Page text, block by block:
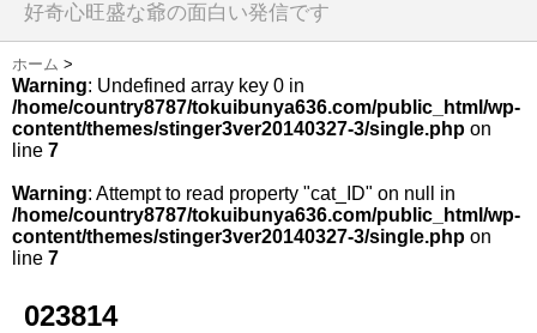
好奇心旺盛な爺の面白い発信です
ホーム >
Warning: Undefined array key 0 in
/home/country8787/tokuibunya636.com/public_html/wp-
content/themes/stinger3ver20140327-3/single.php on
line 7
Warning: Attempt to read property "cat_ID" on null in
/home/country8787/tokuibunya636.com/public_html/wp-
content/themes/stinger3ver20140327-3/single.php on
line 7
023814